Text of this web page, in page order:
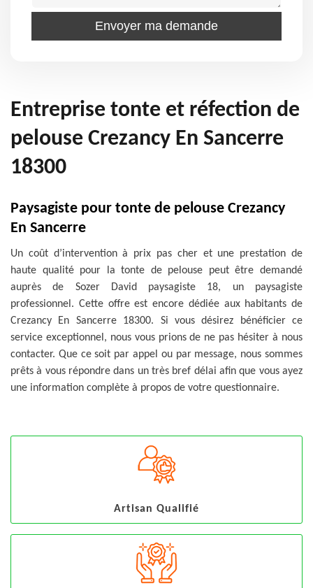
Entreprise tonte et réfection de
pelouse Crezancy En Sancerre
18300
Paysagiste pour tonte de pelouse Crezancy
En Sancerre
Un coût d’intervention à prix pas cher et une prestation de
haute qualité pour la tonte de pelouse peut être demandé
auprès de Sozer David paysagiste 18, un paysagiste
professionnel. Cette offre est encore dédiée aux habitants de
Crezancy En Sancerre 18300. Si vous désirez bénéficier ce
service exceptionnel, nous vous prions de ne pas hésiter à nous
contacter. Que ce soit par appel ou par message, nous sommes
prêts à vous répondre dans un très bref délai afin que vous ayez
une information complète à propos de votre questionnaire.
Artisan Qualifié